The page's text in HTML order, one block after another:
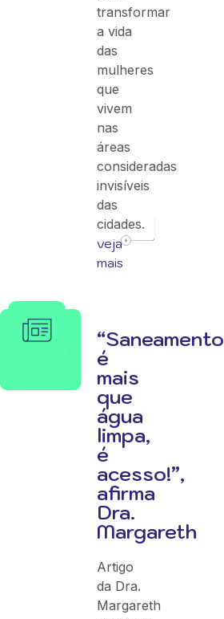
transformar
a vida
das
mulheres
que
vivem
nas
áreas
consideradas
invisíveis
das
cidades.
veja
mais
“Saneamento
é
mais
que
água
limpa,
é
acesso!”,
afirma
Dra.
Margareth
Artigo
da Dra.
Margareth